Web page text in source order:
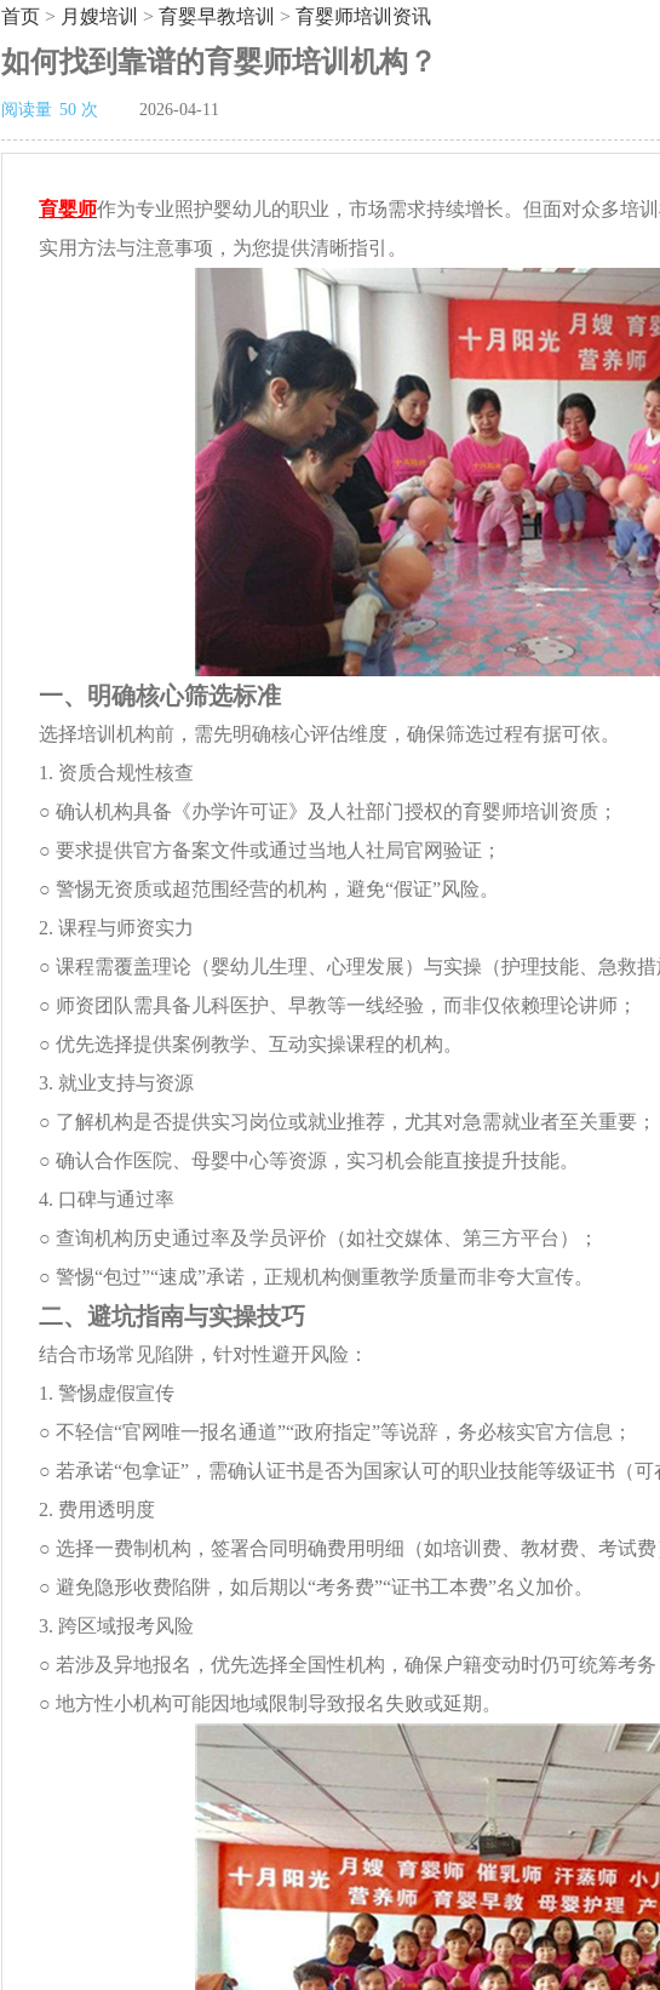
首页 > 月嫂培训 > 育婴早教培训 > 育婴师培训资讯
如何找到靠谱的育婴师培训机构？
阅读量 50 次 2026-04-11
育婴师作为专业照护婴幼儿的职业，市场需求持续增长。但面对众多培
实用方法与注意事项，为您提供清晰指引。
一、明确核心筛选标准
选择培训机构前，需先明确核心评估维度，确保筛选过程有据可依。
1. 资质合规性核查
○ 确认机构具备《办学许可证》及人社部门授权的育婴师培训资质；
○ 要求提供官方备案文件或通过当地人社局官网验证；
○ 警惕无资质或超范围经营的机构，避免“假证”风险。
2. 课程与师资实力
○ 课程需覆盖理论（婴幼儿生理、心理发展）与实操（护理技能、急救
○ 师资团队需具备儿科医护、早教等一线经验，而非仅依赖理论讲师；
○ 优先选择提供案例教学、互动实操课程的机构。
3. 就业支持与资源
○ 了解机构是否提供实习岗位或就业推荐，尤其对急需就业者至关重要；
○ 确认合作医院、母婴中心等资源，实习机会能直接提升技能。
4. 口碑与通过率
○ 查询机构历史通过率及学员评价（如社交媒体、第三方平台）；
○ 警惕“包过”“速成”承诺，正规机构侧重教学质量而非夸大宣传。
二、避坑指南与实操技巧
结合市场常见陷阱，针对性避开风险：
1. 警惕虚假宣传
○ 不轻信“官网唯一报名通道”“政府指定”等说辞，务必核实官方信息；
○ 若承诺“包拿证”，需确认证书是否为国家认可的职业技能等级证书（
2. 费用透明度
○ 选择一费制机构，签署合同明确费用明细（如培训费、教材费、考试
○ 避免隐形收费陷阱，如后期以“考务费”“证书工本费”名义加价。
3. 跨区域报考风险
○ 若涉及异地报名，优先选择全国性机构，确保户籍变动时仍可统筹考务
○ 地方性小机构可能因地域限制导致报名失败或延期。